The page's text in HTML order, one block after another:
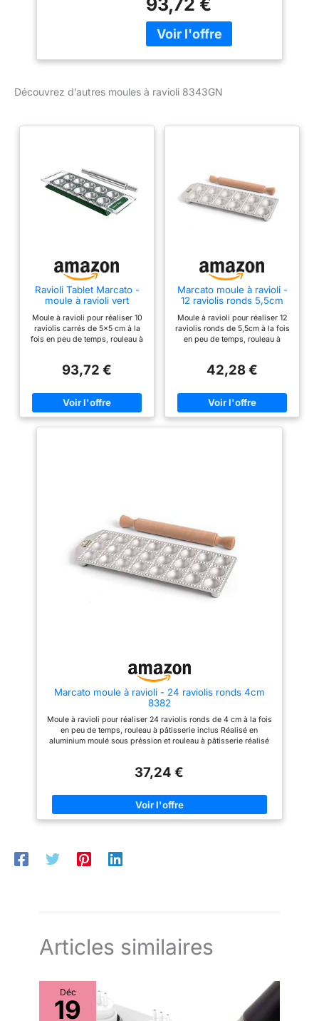
pâtisserie inclus Réalisé
en alliage d'alluminium
anodisé et coloré avec
solide et la grille amovible
des raviolis très facile et
Italie par Marcato
93,72 €
Découvrez d’autres moules à ravioli 8343GN
Ravioli Tablet Marcato -
moule à ravioli vert
Moule à ravioli pour réaliser 10
raviolis carrés de 5x5 cm à la
fois en peu de temps, rouleau à
coloré avec coloration oxy : la
base très solide et la grille
amovible font de la préparation
des raviolis très facile et rapide
Made in Italy: réalisé
93,72 €
Marcato moule à ravioli -
12 raviolis ronds 5,5cm
Moule à ravioli pour réaliser 12
raviolis ronds de 5,5cm à la fois
en peu de temps, rouleau à
et rouleau à pâtisserie réalisé
réalisé entièrement en Italie par
Marcato Produit de haute
qualité
42,28 €
Marcato moule à ravioli - 24 raviolis ronds 4cm
8382
Moule à ravioli pour réaliser 24 raviolis ronds de 4 cm à la fois
en peu de temps, rouleau à pâtisserie inclus Réalisé en
aluminium moulé sous préssion et rouleau à pâtisserie réalisé
37,24 €
Articles similaires
Déc
19